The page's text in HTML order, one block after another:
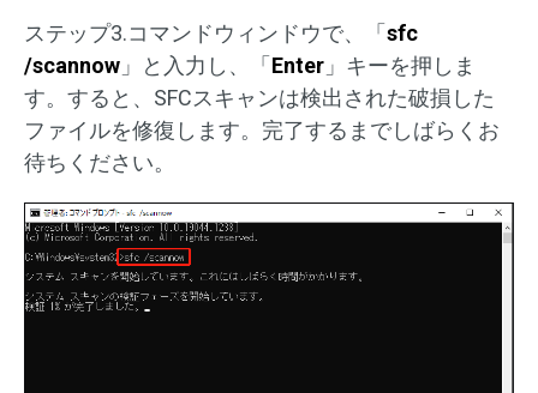
ステップ3.コマンドウィンドウで、「sfc
/scannow 」と入力し、「Enter 」キーを押しま
す。すると、SFCスキャンは検出された破損した
ファイルを修復します。完了するまでしばらくお
待ちください。